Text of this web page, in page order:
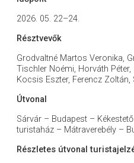
2026. 05. 22–24.
Résztvevők
Grodvaltné Martos Veronika,
Tischler Noémi, Horváth Péter,
Kocsis Eszter, Ferencz Zoltán,
Útvonal
Sárvár – Budapest –
turistaház – Mátraverebély –
Részletes útvonal